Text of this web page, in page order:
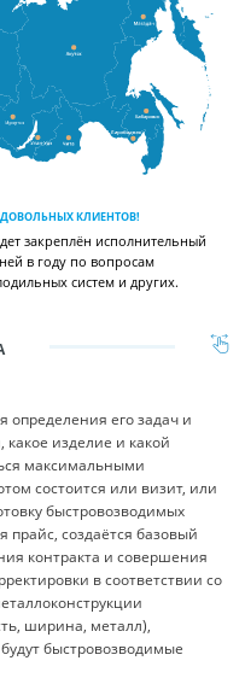
КЛИЕНТОВ!
закреплён исполнительный
в году по вопросам
систем и других.
определения его задач и
изделие и какой
максимальными
состоится или визит, или
быстровозводимых
прайс, создаётся базовый
контракта и совершения
в соответствии со
ширина, металл),
быстровозводимые